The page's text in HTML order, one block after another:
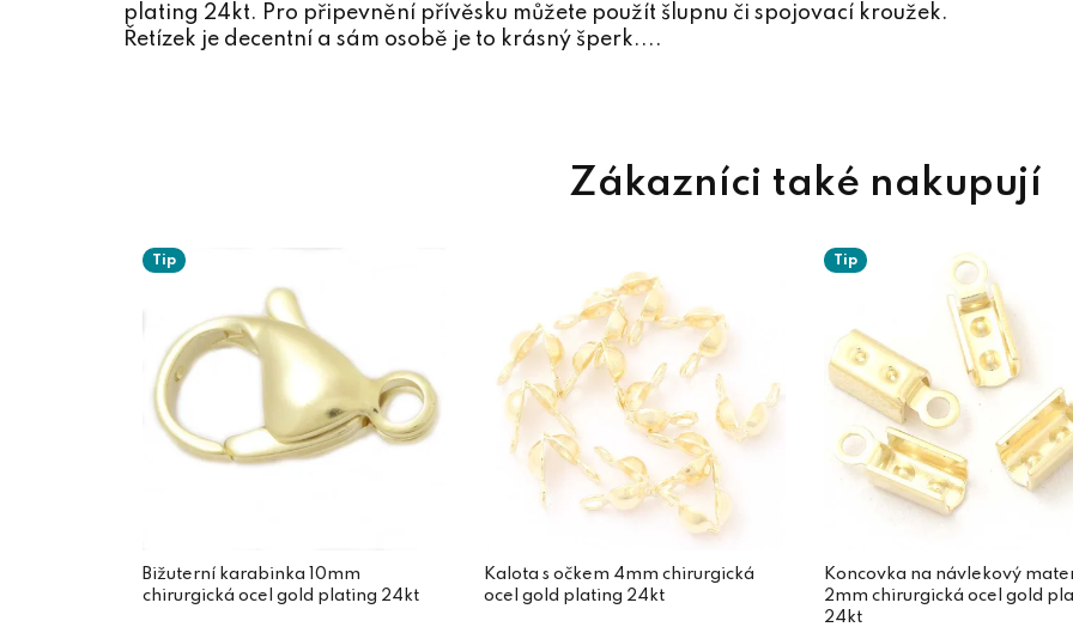
plating 24kt. Pro připevnění přívěsku můžete použít šlupnu či spojovací kroužek.
Řetízek je decentní a sám osobě je to krásný šperk....
Tip
Bižuterní karabinka 10mm
chirurgická ocel gold plating 24kt
Kalota s očkem 4mm chirurgická
ocel gold plating 24kt
Tip
Koncovka na návlekový
2mm chirurgická ocel gold
24kt